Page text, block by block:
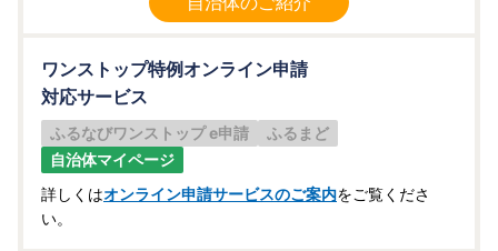
ワンストップ特例オンライン申請
対応サービス
ふるなびワンストップ e申請
ふるまど
自治体マイページ
詳しくはオンライン申請サービスのご案内をご覧くださ
い。